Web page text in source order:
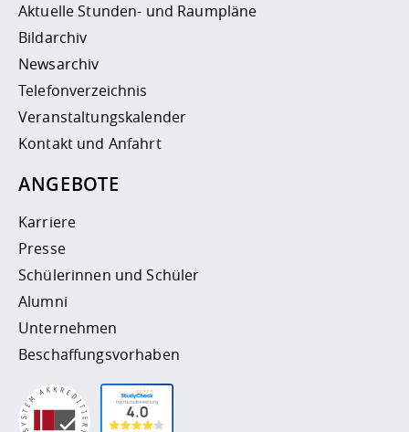
Aktuelle Stunden- und Raumpläne
Bildarchiv
Newsarchiv
Telefonverzeichnis
Veranstaltungskalender
Kontakt und Anfahrt
ANGEBOTE
Karriere
Presse
Schülerinnen und Schüler
Alumni
Unternehmen
Beschaffungsvorhaben